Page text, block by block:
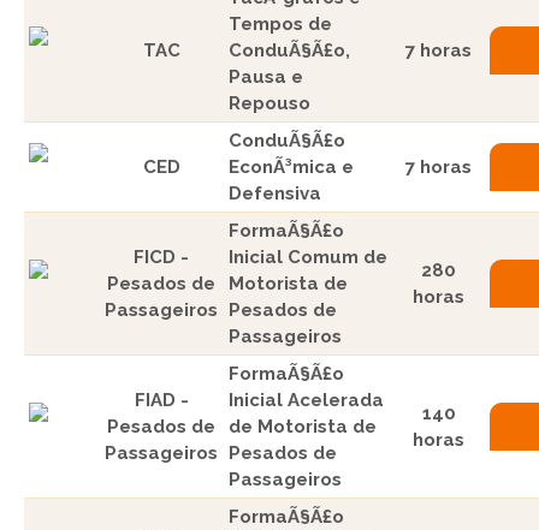
TAC
Tempos de
ConduÃ§Ã£o,
Pausa e
Repouso
7 horas
CED
ConduÃ§Ã£o
EconÃ³mica e
Defensiva
7 horas
FICD -
Pesados de
Passageiros
FormaÃ§Ã£o
Inicial Comum de
Motorista de
Pesados de
Passageiros
280
horas
FIAD -
Pesados de
Passageiros
FormaÃ§Ã£o
Inicial Acelerada
de Motorista de
Pesados de
Passageiros
140
horas
FormaÃ§Ã£o